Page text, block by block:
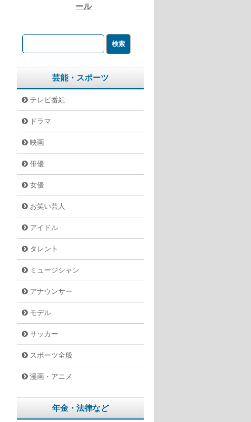
ール
芸能・スポーツ
テレビ番組
ドラマ
映画
俳優
女優
お笑い芸人
アイドル
タレント
ミュージシャン
アナウンサー
モデル
サッカー
スポーツ全般
漫画・アニメ
年金・法律など